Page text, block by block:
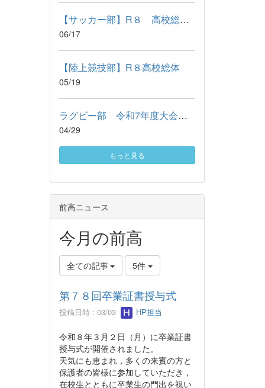
【サッカー部】R８ 高校総体結果
06/17
【陸上競技部】R８高校総体
05/19
ラグビー部 令和7年度大会成績
04/29
もっと見る
前高ニュース
今月の前高
全ての記事 5件
第７８回卒業証書授与式
投稿日時 : 03/03 HP担当
令和８年３月２日（月）に卒業証書
授与式が開催されました。
天気にも恵まれ，多くの来賓の方と
保護者の皆様に参加していただき，
在校生とともに卒業生の門出を祝い